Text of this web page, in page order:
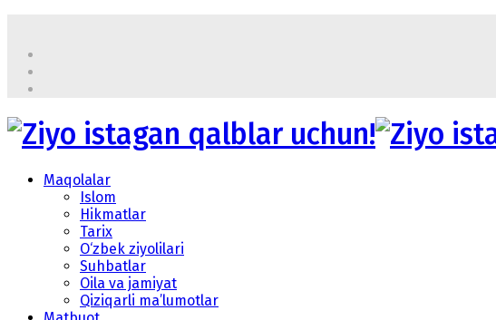
Maqolalar
Islom
Hikmatlar
Tarix
O‘zbek ziyolilari
Suhbatlar
Oila va jamiyat
Qiziqarli ma’lumotlar